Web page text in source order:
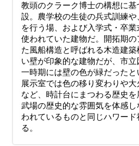
教頭のクラーク博士の構想に
設。農学校の生徒の兵式訓練
を行う場、および入学式・卒
使われていた建物だ。開拓期
た風船構造と呼ばれる木造建
い壁が印象的な建物だが、市
一時期には壁の色が緑だった
展示室では色の移り変わりや
など、時計台にまつわる歴史
武場の歴史的な雰囲気を体感
われているものと同じハワー
る。